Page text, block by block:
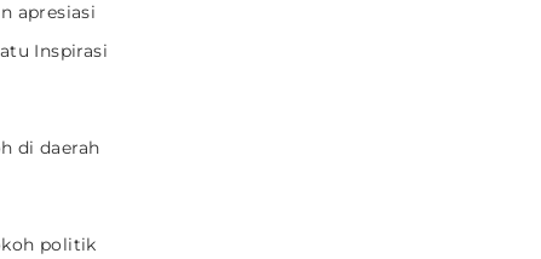
apresiasi
Inspirasi
di daerah
politik